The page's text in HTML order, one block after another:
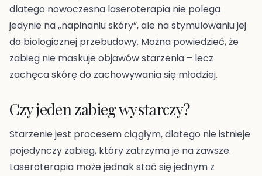
dlatego nowoczesna laseroterapia nie polega
jedynie na „napinaniu skóry”, ale na stymulowaniu jej
do biologicznej przebudowy. Można powiedzieć, że
zabieg nie maskuje objawów starzenia – lecz
zachęca skórę do zachowywania się młodziej.
Czy jeden zabieg wystarczy?
Starzenie jest procesem ciągłym, dlatego nie istnieje
pojedynczy zabieg, który zatrzyma je na zawsze.
Laseroterapia może jednak stać się jednym z